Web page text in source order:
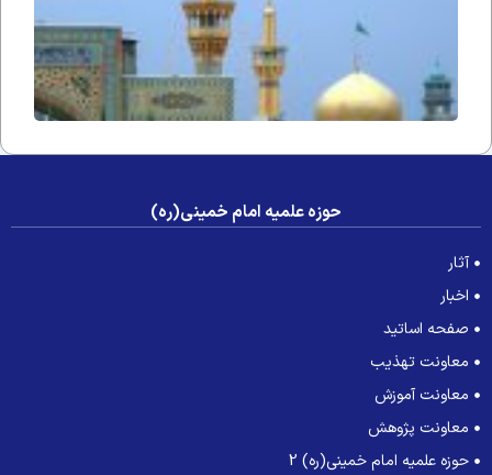
حوزه علمیه امام خمینی(ره)
آثار
اخبار
صفحه اساتید
معاونت تهذیب
معاونت آموزش
معاونت پژوهش
حوزه علمیه امام خمینی(ره) 2